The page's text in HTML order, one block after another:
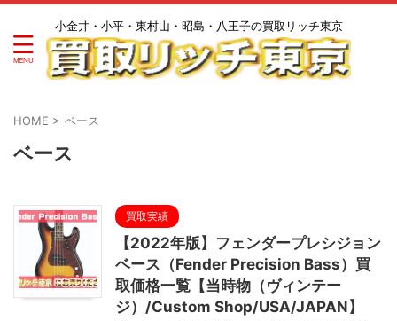
小金井・小平・東村山・昭島・八王子の買取リッチ東京
HOME > ベース
ベース
買取実績
【2022年版】フェンダープレシジョン
ベース（Fender Precision Bass）買
取価格一覧【当時物（ヴィンテー
ジ）/Custom Shop/USA/JAPAN】